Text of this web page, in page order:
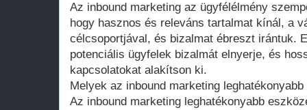
Az inbound marketing az ügyfélélmény
hogy hasznos és releváns tartalmat kínál, a
célcsoportjával, és bizalmat ébreszt irántuk.
potenciális ügyfelek bizalmát elnyerje, és
kapcsolatokat alakítson ki.
Melyek az inbound marketing
Az inbound marketing leghatékonyabb